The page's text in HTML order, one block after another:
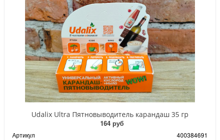
Udalix Ultra Пятновыводитель карандаш 35 гр
164 руб
Артикул
400384691